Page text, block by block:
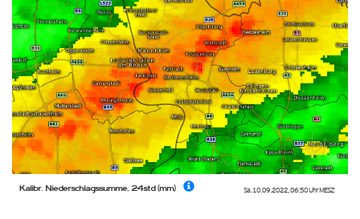
Sa. 10.09.2022, 06:50 UhrMESZ
Kalibr. Niederschlagssumme, 24std (mm)